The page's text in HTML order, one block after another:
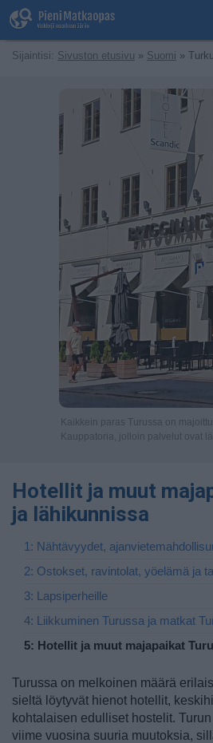
Sijaintisi: Sivuston etusivu » Suomi »
Kaikkein paras Turussa on
Kauppatoria, jolloin palvelut ovat
Hotellit ja muut
ja lähikunnissa
1: Nähtävyydet,
2: Ostokset, ravintolat, yöelämä ja
3: Lapsiperheille
4: Liikkuminen Turussa ja matkat
5: Hotellit ja muut majapaikat
Turussa on melkoinen määrä
sieltä löytyvät hienot hotellit,
kohtalaisen edulliset hostelit.
viime vuosina suuria muutoksia,